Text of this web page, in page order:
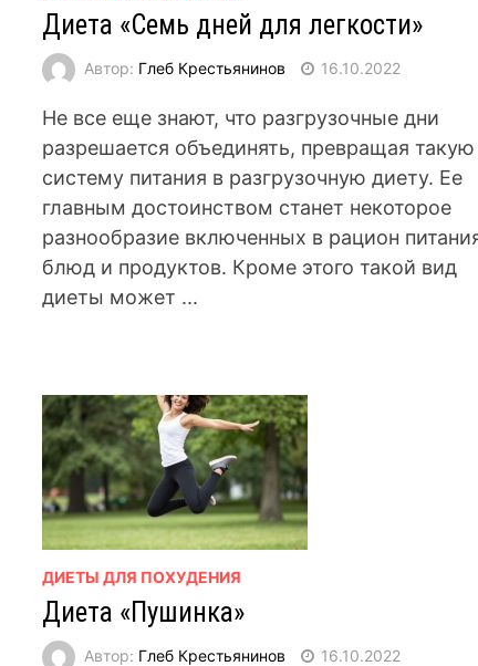
Диета «Семь дней для легкости»
Автор: Глеб Крестьянинов 16.10.2022
Не все еще знают, что разгрузочные дни
разрешается объединять, превращая такую
систему питания в разгрузочную диету. Ее
главным достоинством станет некоторое
разнообразие включенных в рацион
блюд и продуктов. Кроме этого такой вид
диеты может ...
ДИЕТЫ ДЛЯ ПОХУДЕНИЯ
Диета «Пушинка»
Автор: Глеб Крестьянинов 16.10.2022